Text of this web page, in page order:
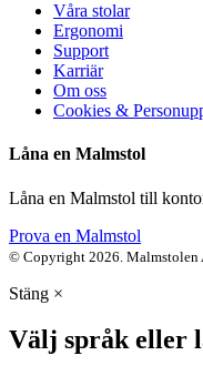
Våra stolar
Ergonomi
Support
Karriär
Om oss
Cookies &
Låna en Malmstol
Låna en Malmstol till
Prova en Malmstol
© Copyright 2026. Malmstolen
Stäng ×
Välj språk eller